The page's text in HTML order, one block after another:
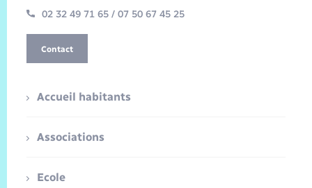
02 32 49 71 65 / 07 50 67 45 25
Contact
Accueil habitants
Associations
Ecole